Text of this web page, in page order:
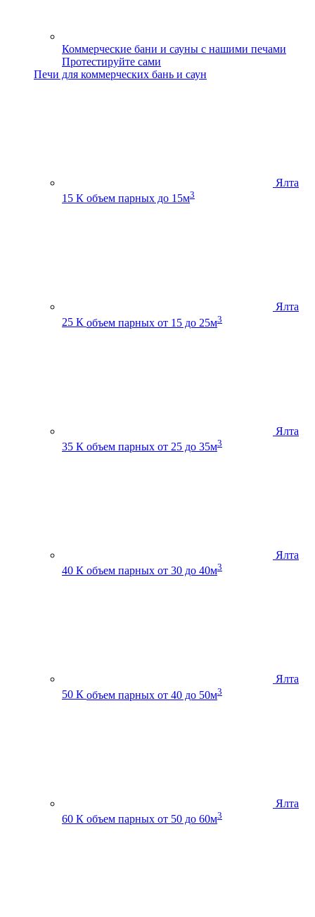
Коммерческие бани и сауны с нашими печами
Протестируйте сами
Печи для коммерческих бань и саун
Ялта
15 К объем парных до 15м3
Ялта
25 К объем парных от 15 до 25м3
Ялта
35 К объем парных от 25 до 35м3
Ялта
40 К объем парных от 30 до 40м3
Ялта
50 К объем парных от 40 до 50м3
Ялта
60 К объем парных от 50 до 60м3